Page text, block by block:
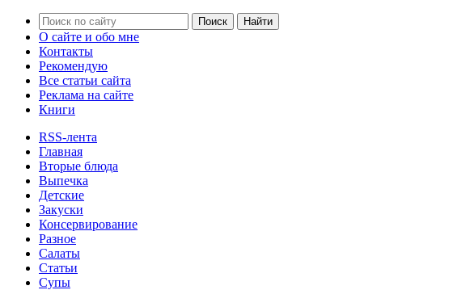
О сайте и обо мне
Контакты
Рекомендую
Все статьи сайта
Реклама на сайте
Книги
RSS-лента
Главная
Вторые блюда
Выпечка
Детские
Закуски
Консервирование
Разное
Салаты
Статьи
Супы